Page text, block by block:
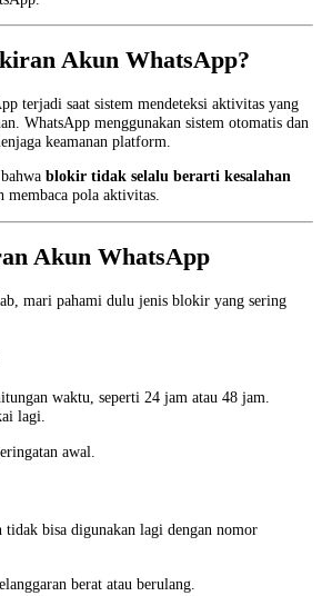
Akun WhatsApp?
terjadi saat sistem mendeteksi aktivitas yang
WhatsApp menggunakan sistem otomatis dan
keamanan platform.
blokir tidak selalu berarti kesalahan
membaca pola aktivitas.
Akun WhatsApp
mari pahami dulu jenis blokir yang sering
waktu, seperti 24 jam atau 48 jam.
lagi.
awal.
bisa digunakan lagi dengan nomor
berat atau berulang.